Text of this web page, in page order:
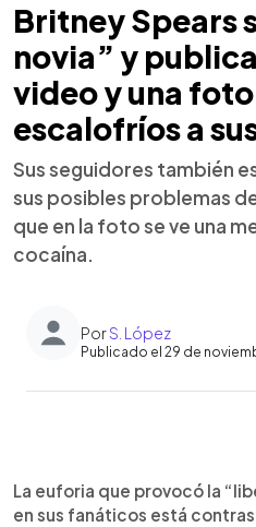
Britney Spears
novia” y
video y una
escalofríos a
Sus seguidores también
sus posibles problemas
que en la foto se ve una
cocaína.
PorS. López
Publicado el 29 de
► Escuchar artículo
La euforia que provocó la
en sus fanáticos está